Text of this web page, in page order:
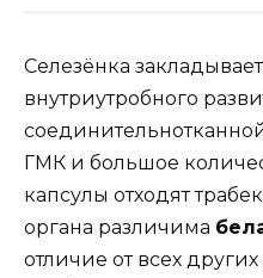
Селезёнка
внутриутробного
ГМК и большое
капсулы отходят
органа различима
отличие от всех